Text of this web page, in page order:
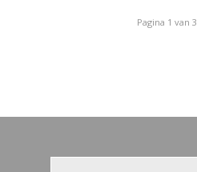
Pagina 1 van 3